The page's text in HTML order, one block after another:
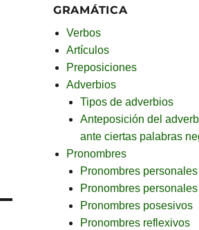
GRAMÁTICA
Verbos
Artículos
Preposiciones
Adverbios
Tipos de adverbios
Anteposición del
ante ciertas palabras
Pronombres
Pronombres
Pronombres
Pronombres posesivos
Pronombres reflexivos